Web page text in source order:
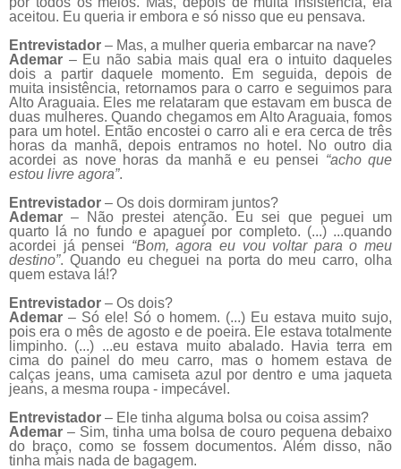
aceitou. Eu queria ir embora e só nisso que eu pensava.
Entrevistador – Mas, a mulher queria embarcar na nave?
Ademar – Eu não sabia mais qual era o intuito daqueles
dois a partir daquele momento. Em seguida, depois de
muita insistência, retornamos para o carro e seguimos para
Alto Araguaia. Eles me relataram que estavam em busca de
duas mulheres. Quando chegamos em Alto Araguaia, fomos
para um hotel. Então encostei o carro ali e era cerca de três
horas da manhã, depois entramos no hotel. No outro dia
acordei as nove horas da manhã e eu pensei “acho que
estou livre agora”.
Entrevistador – Os dois dormiram juntos?
Ademar – Não prestei atenção. Eu sei que peguei um
quarto lá no fundo e apaguei por completo. (...) ...quando
acordei já pensei “Bom, agora eu vou voltar para o meu
destino”. Quando eu cheguei na porta do meu carro, olha
quem estava lá!?
Entrevistador – Os dois?
Ademar – Só ele! Só o homem. (...) Eu estava muito sujo,
pois era o mês de agosto e de poeira. Ele estava totalmente
limpinho. (...) ...eu estava muito abalado. Havia terra em
cima do painel do meu carro, mas o homem estava de
calças jeans, uma camiseta azul por dentro e uma jaqueta
jeans, a mesma roupa - impecável.
Entrevistador – Ele tinha alguma bolsa ou coisa assim?
Ademar – Sim, tinha uma bolsa de couro pequena debaixo
do braço, como se fossem documentos. Além disso, não
tinha mais nada de bagagem.